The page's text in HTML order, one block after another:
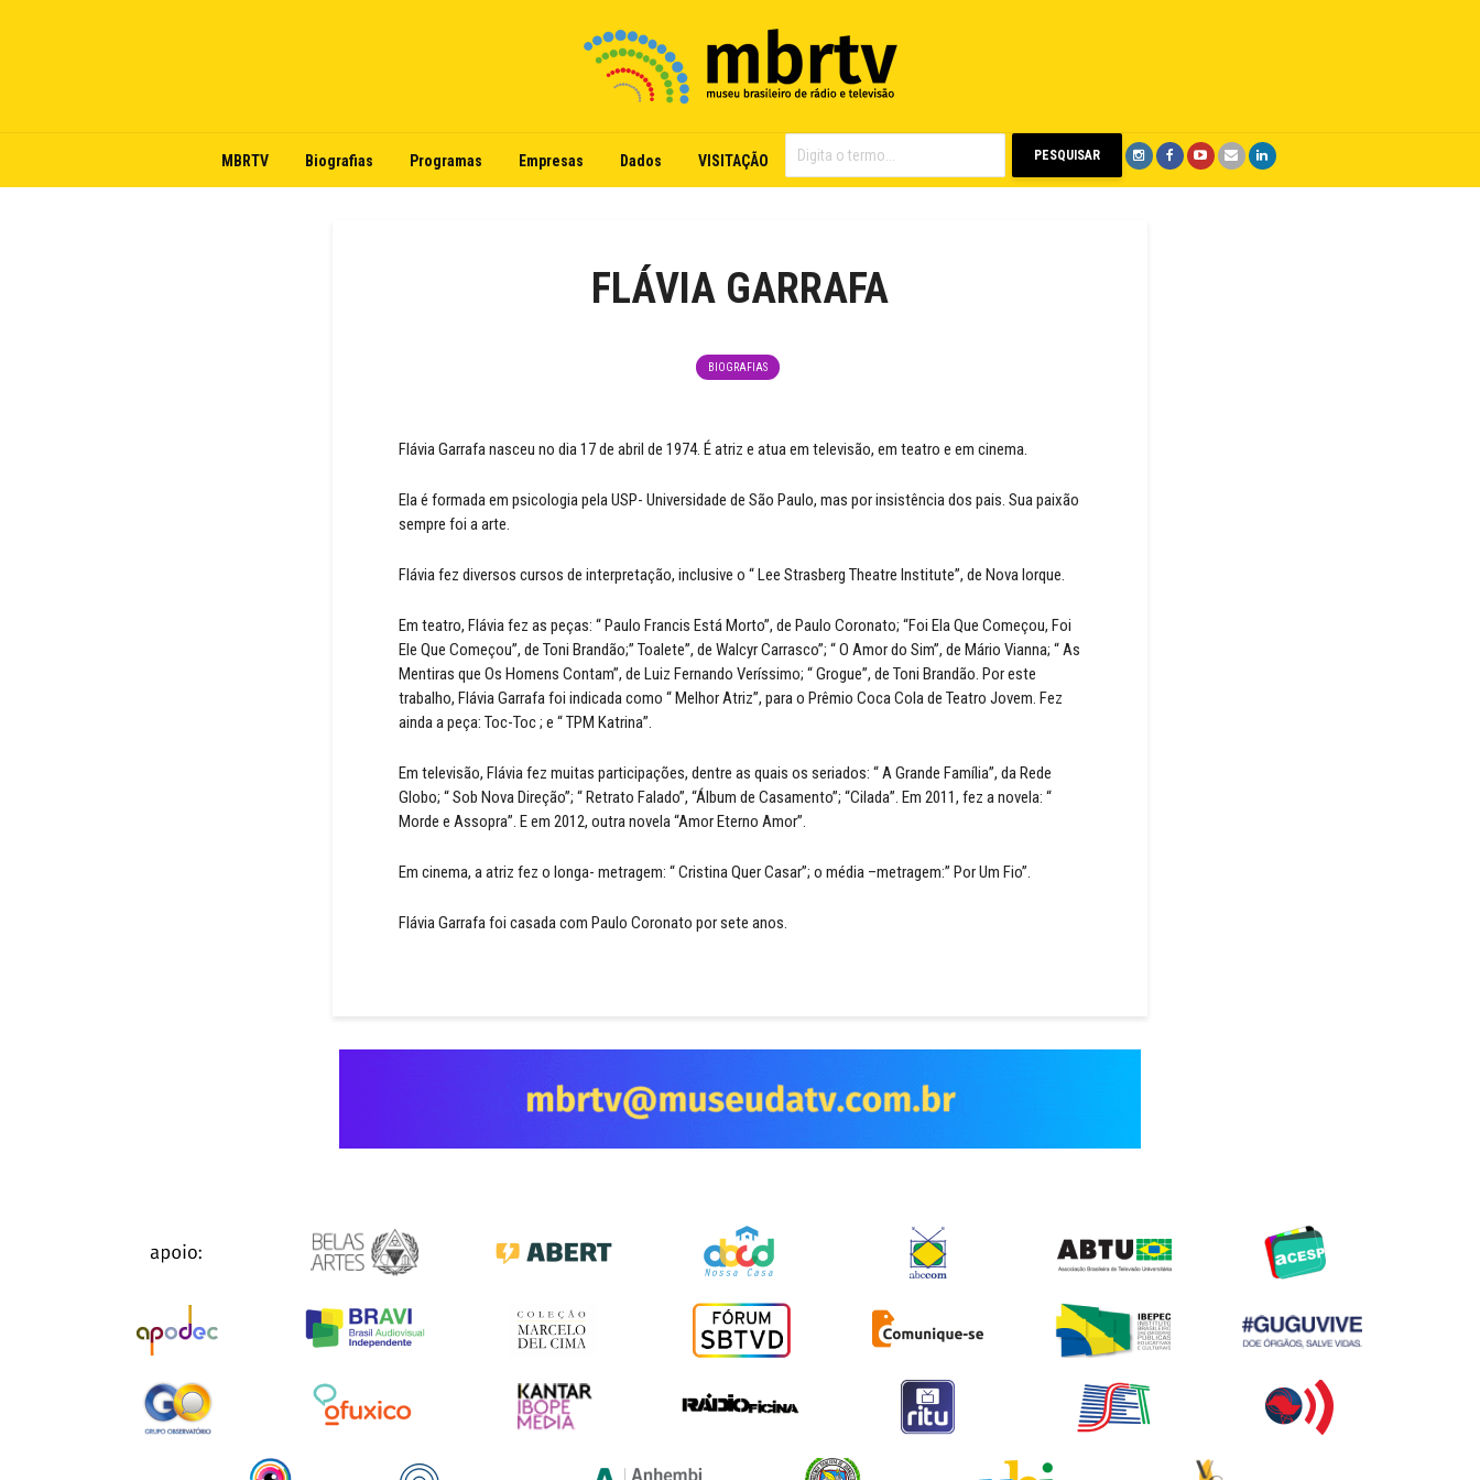
MBRTV Biografias Programas Empresas Dados VISITAÇÃO PESQUISAR
FLÁVIA GARRAFA
BIOGRAFIAS
Flávia Garrafa nasceu no dia 17 de abril de 1974. É atriz e atua em televisão, em teatro e em cinema.
Ela é formada em psicologia pela USP- Universidade de São Paulo, mas por insistência dos pais. Sua paixão
sempre foi a arte.
Flávia fez diversos cursos de interpretação, inclusive o “ Lee Strasberg Theatre Institute”, de Nova Iorque.
Em teatro, Flávia fez as peças: “ Paulo Francis Está Morto”, de Paulo Coronato; “Foi Ela Que Começou, Foi
Ele Que Começou”, de Toni Brandão;” Toalete”, de Walcyr Carrasco”; “ O Amor do Sim”, de Mário Vianna; “ As
Mentiras que Os Homens Contam”, de Luiz Fernando Veríssimo; “ Grogue”, de Toni Brandão. Por este
trabalho, Flávia Garrafa foi indicada como “ Melhor Atriz”, para o Prêmio Coca Cola de Teatro Jovem. Fez
ainda a peça: Toc-Toc ; e “ TPM Katrina”.
Em televisão, Flávia fez muitas participações, dentre as quais os seriados: “ A Grande Família”, da Rede
Globo; “ Sob Nova Direção”; “ Retrato Falado”, “Álbum de Casamento”; “Cilada”. Em 2011, fez a novela: “
Morde e Assopra”. E em 2012, outra novela “Amor Eterno Amor”.
Em cinema, a atriz fez o longa- metragem: “ Cristina Quer Casar”; o média –metragem:” Por Um Fio”.
Flávia Garrafa foi casada com Paulo Coronato por sete anos.